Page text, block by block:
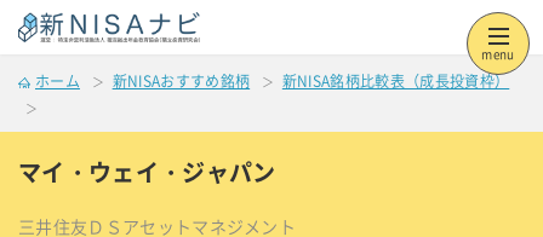
menu
ホーム 新NISAおすすめ銘柄 新NISA銘柄比較表（成長投資枠）
マイ・ウェイ・ジャパン
三井住友ＤＳアセットマネジメント